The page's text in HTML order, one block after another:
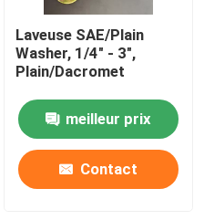
Laveuse SAE/Plain
Washer, 1/4" - 3",
Plain/Dacromet
meilleur prix
Contact